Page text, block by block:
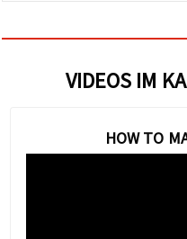
VIDEOS IM
HOW TO